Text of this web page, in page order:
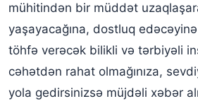
mühitindən bir müddət
yaşayacağına, dostluq
töhfə verəcək bilikli və tərbiyəli
cəhətdən rahat olmağınıza,
yola gedirsinizsə müjdəli xəbər